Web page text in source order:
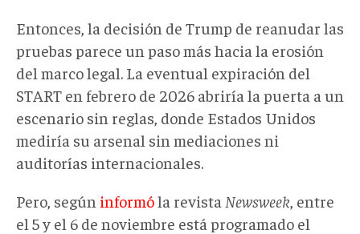
Entonces, la decisión de Trump de reanudar las
pruebas parece un paso más hacia la erosión
del marcolegal. La eventual expiración del
START en febrero de 2026 abriría la puerta a un
escenario sin reglas, donde Estados Unidos
mediría su arsenal sin mediaciones ni
auditorías internacionales.
Pero, según informóla revista Newsweek , entre
el 5 y el 6 de noviembre está programado el